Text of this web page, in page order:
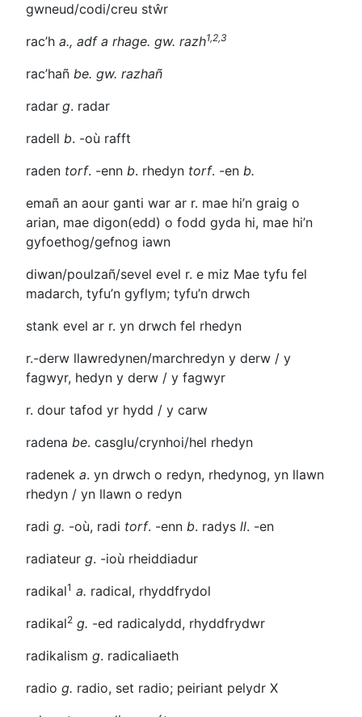
gwneud/codi/creu stŵr
rac’h a., adf a rhage. gw. razh1,2,3
rac’hañ be. gw. razhañ
radar g. radar
radell b. -où rafft
raden torf. -enn b. rhedyn torf. -en b.
emañ an aour ganti war ar r. mae hi’n graig o
arian, mae digon(edd) o fodd gyda hi, mae hi’n
gyfoethog/gefnog iawn
diwan/poulzañ/sevel evel r. e miz Mae tyfu fel
madarch, tyfu’n gyflym; tyfu’n drwch
stank evel ar r. yn drwch fel rhedyn
r.-derw llawredynen/marchredyn y derw / y
fagwyr, hedyn y derw / y fagwyr
r. dour tafod yr hydd / y carw
radena be. casglu/crynhoi/hel rhedyn
radenek a. yn drwch o redyn, rhedynog, yn llawn
rhedyn / yn llawn o redyn
radi g. -où, radi torf. -enn b. radys ll. -en
radiateur g. -ioù rheiddiadur
radikal1 a. radical, rhyddfrydol
radikal2 g. -ed radicalydd, rhyddfrydwr
radikalism g. radicaliaeth
radio g. radio, set radio; peiriant pelydr X